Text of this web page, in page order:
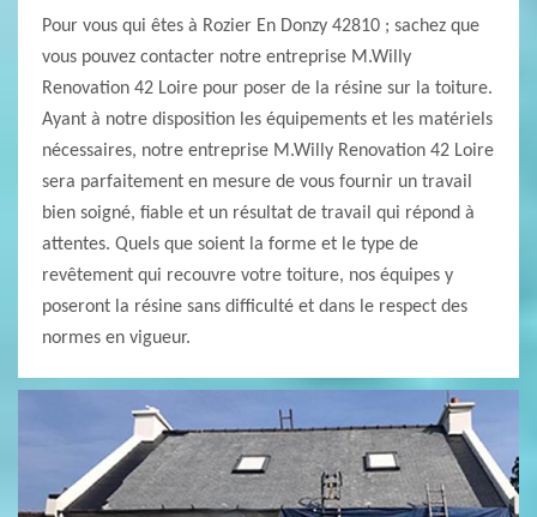
Pour vous qui êtes à Rozier En Donzy 42810 ; sachez que
vous pouvez contacter notre entreprise M.Willy
Renovation 42 Loire pour poser de la résine sur la toiture.
Ayant à notre disposition les équipements et les matériels
nécessaires, notre entreprise M.Willy Renovation 42 Loire
sera parfaitement en mesure de vous fournir un travail
bien soigné, fiable et un résultat de travail qui répond à
attentes. Quels que soient la forme et le type de
revêtement qui recouvre votre toiture, nos équipes y
poseront la résine sans difficulté et dans le respect des
normes en vigueur.